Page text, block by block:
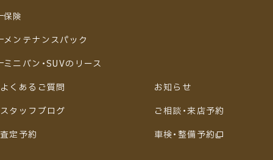
保険
メンテナンスパック
ミニバン・SUVのリース
よくあるご質問
お知らせ
スタッフブログ
ご相談・来店予約
査定予約
車検・整備予約